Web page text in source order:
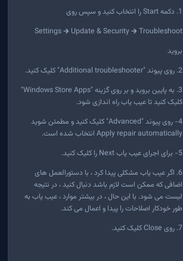
1. دکمه Start را انتخاب کنید و سپس روی
Settings 🡲 Update & Security 🡲 Troubleshoot
بروید
2. روی پیوند "Additional troubleshooter" کلیک کنید.
3. به پایین بروید و بر روی گزینه "Windows Store Apps"
کلیک کنید تا عیب یاب راه اندازی شود.
4- روی پیوند "Advanced" کلیک کنید و مطمئن شوید
Apply repair automatically انتخاب شده است.
5- برای اجرای عیب یاب Next را کلیک کنید.
6. اگر عیب یاب مشکلی پیدا کرد ، با دستورالعمل های
اضافی که ممکن است لازم باشد دنبال کنید ، در نتیجه
لیست می شود. با این حال ، در بیشتر موارد ، عیب یاب به
طور خودکار اصلاحات را پیدا و اعمال می کند.
7. روی Close کلیک کنید.